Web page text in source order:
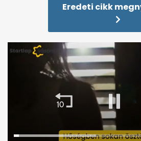
Eredeti cikk